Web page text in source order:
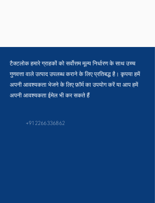
टैक्टलोक हमारे ग्राहकों को सर्वोत्तम मूल्य निर्धारण के साथ उच्च
गुणवत्ता वाले उत्पाद उपलब्ध कराने के लिए प्रतिबद्ध है। कृपया हमें
अपनी आवश्यकता भेजने के लिए फ़ॉर्म का उपयोग करें या आप हमें
अपनी आवश्यकता ईमेल भी कर सकते हैं
+912266336862